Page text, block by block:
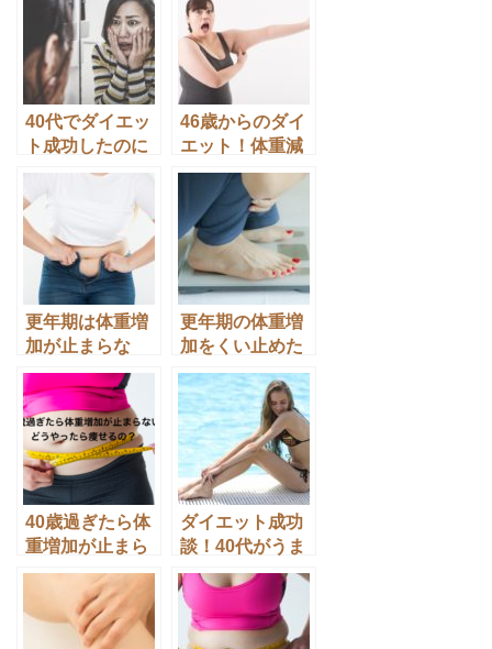
40代でダイエッ
ト成功したのに
しわだらけ⁈老け
ないダイエット
成功法
46歳からのダイ
エット！体重減
らないんですけ
ど〜効果がある
方法は？
更年期は体重増
加が止まらな
い！ダイエット
を成功させる食
事と筋トレ
更年期の体重増
加をくい止めた
い！どんな対策
が効果的？更年
期脂肪の落とし
方
40歳過ぎたら体
重増加が止まら
ない⁈どうやった
ら痩せるの？
ダイエット成功
談！40代がうま
くいった成功例
とその方法